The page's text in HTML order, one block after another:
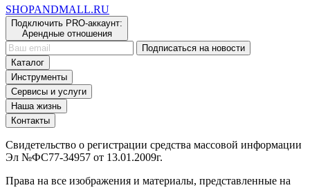
SHOPANDMALL.RU
Подключить PRO-аккаунт:
Арендные отношения
Подписаться на новости
Каталог
Инструменты
Сервисы и услуги
Наша жизнь
Контакты
Свидетельство о регистрации средства массовой информации
Эл №ФС77-34957 от 13.01.2009г.